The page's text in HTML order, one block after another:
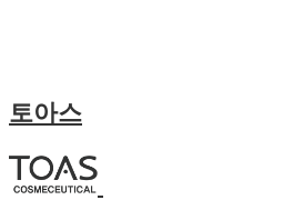
토아스